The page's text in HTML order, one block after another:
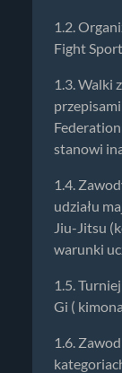
1.2.
Fight Sport
1.3. Walki
stanowi
1.4.
udziału
Jiu-Jitsu
warunki
1.5.
Gi (
1.6.